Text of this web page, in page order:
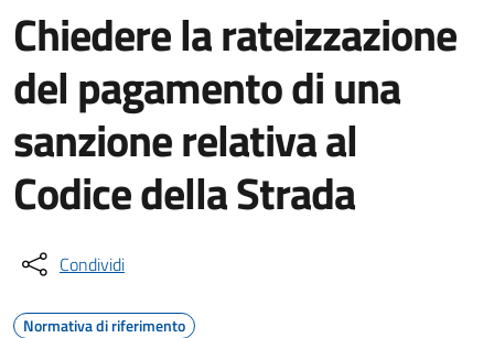
Chiedere la rateizzazione
del pagamento di una
sanzione relativa al
Codice della Strada
Condividi
Normativa di riferimento